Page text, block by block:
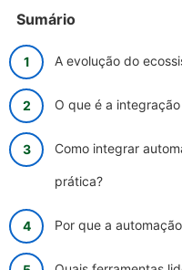
Sumário
A evolução do
O que é a
Como integrar
prática?
Por que a